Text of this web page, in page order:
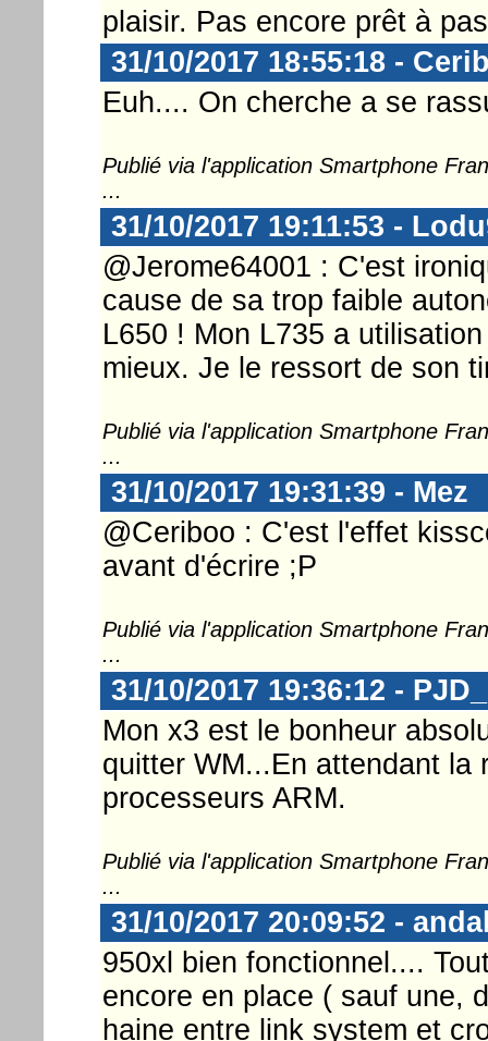
plaisir. Pas encore prêt à
31/10/2017 18:55:18 -
Euh.... On cherche a se
Publié via l'application Smartphone
...
31/10/2017 19:11:53 -
@Jerome64001 : C'est
cause de sa trop faible
L650 ! Mon L735 a
mieux. Je le ressort de son
Publié via l'application Smartphone
...
31/10/2017 19:31:39 - Mez
@Ceriboo : C'est l'effet
avant d'écrire ;P
Publié via l'application Smartphone
...
31/10/2017 19:36:12 -
Mon x3 est le bonheur
quitter WM...En attendant la
processeurs ARM.
Publié via l'application Smartphone
...
31/10/2017 20:09:52 -
950xl bien fonctionnel....
encore en place ( sauf une,
haine entre link system et